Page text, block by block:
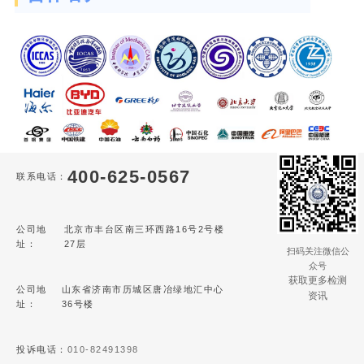
联系电话： 400-625-0567
公司地
址：
北京市丰台区南三环西路16号2号楼
27层
公司地
址：
山东省济南市历城区唐冶绿地汇中心
36号楼
投诉电话： 010-82491398
扫码关注微信公
众号
获取更多检测
资讯